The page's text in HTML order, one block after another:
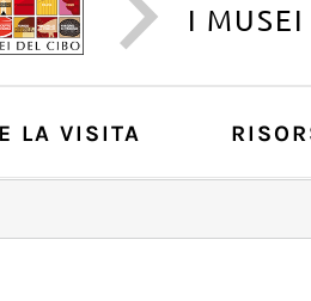
I
LA VISITA